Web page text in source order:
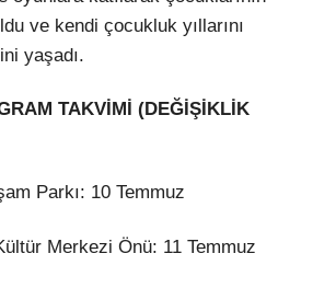
ve kendi çocukluk yıllarını
yaşadı.
TAKVİMİ (DEĞİŞİKLİK
Parkı: 10 Temmuz
Merkezi Önü: 11 Temmuz